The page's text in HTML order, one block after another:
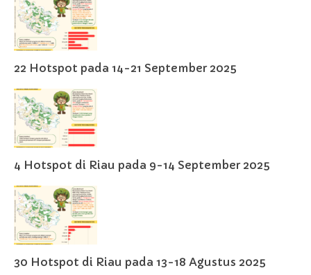
22 Hotspot pada 14-21 September 2025
4 Hotspot di Riau pada 9-14 September 2025
30 Hotspot di Riau pada 13-18 Agustus 2025